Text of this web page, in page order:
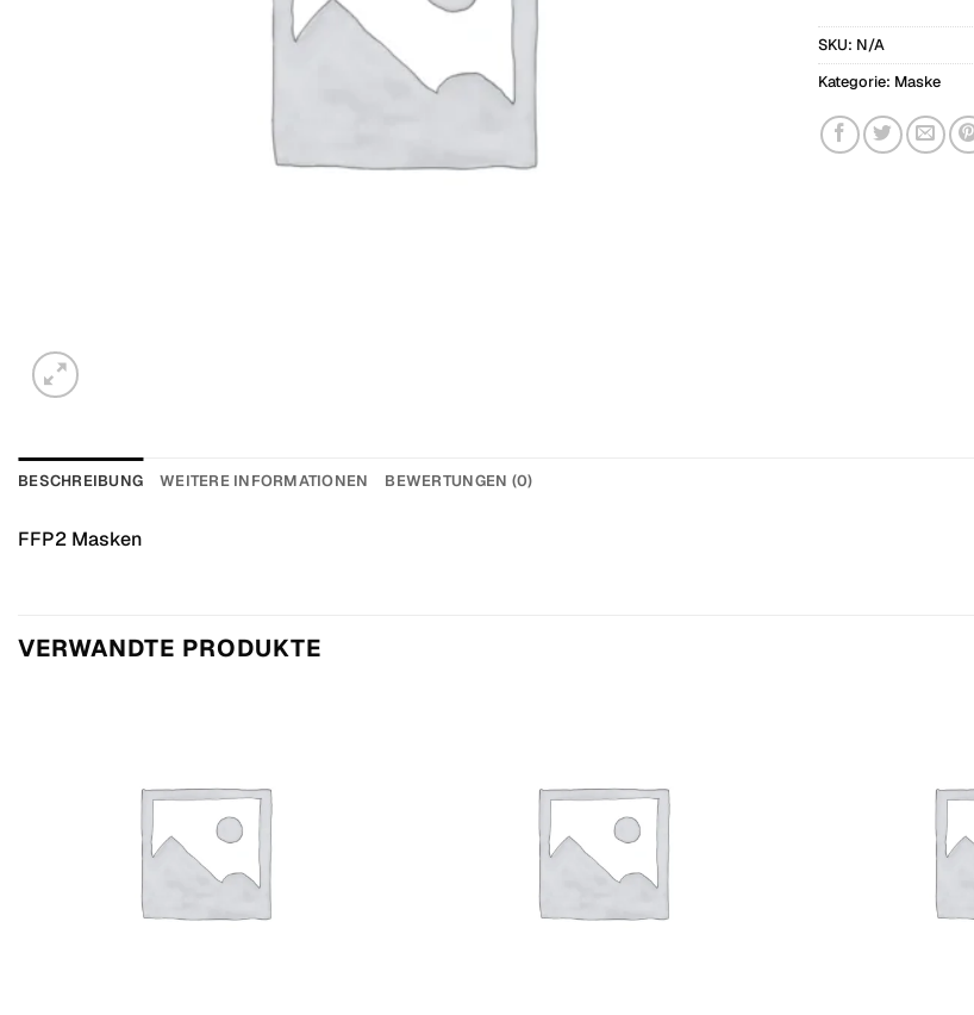
SKU: N/A
Kategorie: Maske
BESCHREIBUNG WEITERE INFORMATIONEN BEWERTUNGEN (0)
FFP2 Masken
VERWANDTE PRODUKTE